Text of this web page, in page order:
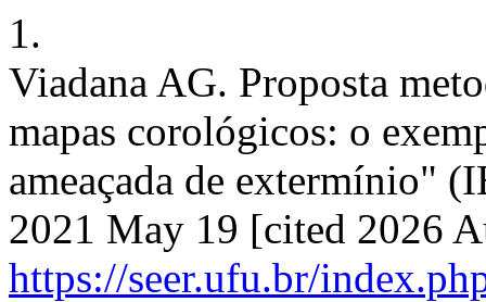
1.
Viadana AG. Proposta
mapas corológicos: o
ameaçada de extermínio"
2021 May 19 [cited 2026
https://seer.ufu.br/